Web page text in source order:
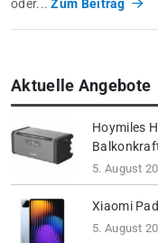
oder...Zum Beitrag
Aktuelle Angebote
Hoymiles
5. August
Xiaomi
5. August